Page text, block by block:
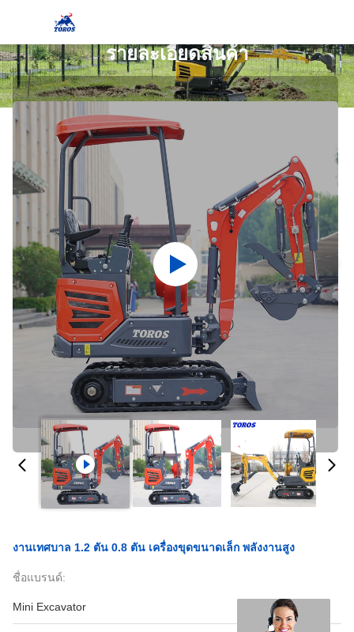
รายละเอียดสินค้า
งานเทศบาล 1.2 ตัน 0.8 ตัน เครื่องขุดขนาดเล็ก พลังงานสูง
ชื่อแบรนด์:
Mini Excavator